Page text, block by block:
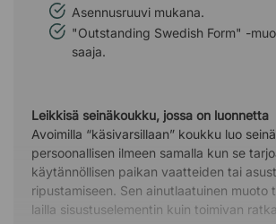
Asennusruuvi mukana.
"Outstanding Swedish Form" -
saaja.
Leikkisä seinäkoukku, jossa on luonnetta
Avoimilla “käsivarsillaan” koukku luo
persoonallisen ilmeen samalla kun se
käytännöllisen paikan vaatteiden tai
ripustamiseen. Sen ainutlaatuinen muoto
lailla sisustuselementin kuin toimivan